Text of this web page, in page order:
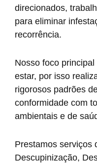
direcionados,
para eliminar
recorrência.
Nosso foco
estar, por isso
rigorosos padrões
conformidade com
ambientais e de
Prestamos serviços
Descupinização,